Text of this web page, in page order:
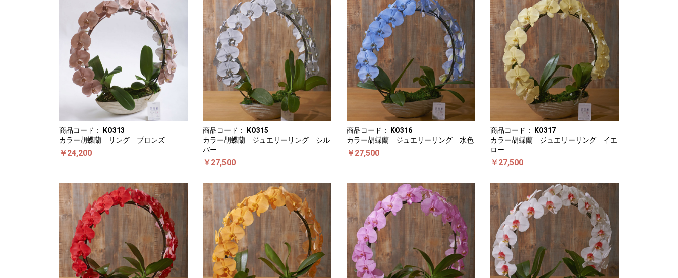
商品コード：
KO313
カラー胡蝶蘭 リング ブロンズ
￥24,200
商品コード：
KO315
カラー胡蝶蘭 ジュエリーリング シル
バー
￥27,500
商品コード：
KO316
カラー胡蝶蘭 ジュエリーリング 水色
￥27,500
商品コード：
KO317
カラー胡蝶蘭 ジュエリーリング イエ
ロー
￥27,500